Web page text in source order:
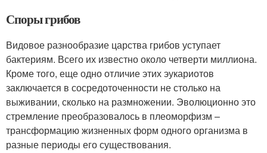
Споры грибов
Видовое разнообразие царства грибов уступает
бактериям. Всего их известно около четверти миллиона.
Кроме того, еще одно отличие этих эукариотов
заключается в сосредоточенности не столько на
выживании, сколько на размножении. Эволюционно это
стремление преобразовалось в плеоморфизм –
трансформацию жизненных форм одного организма в
разные периоды его существования.